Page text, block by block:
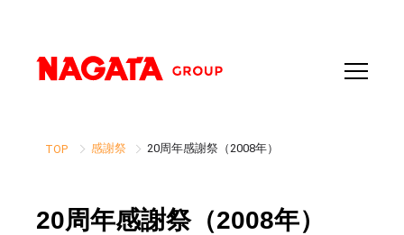
TOP 感謝祭 20周年感謝祭（2008年）
20周年感謝祭（2008年）